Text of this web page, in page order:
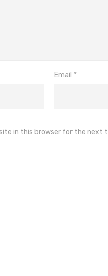
Email *
in this browser for the next